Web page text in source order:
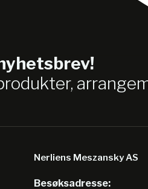
Nerliens Meszansky AS
Besøksadresse: